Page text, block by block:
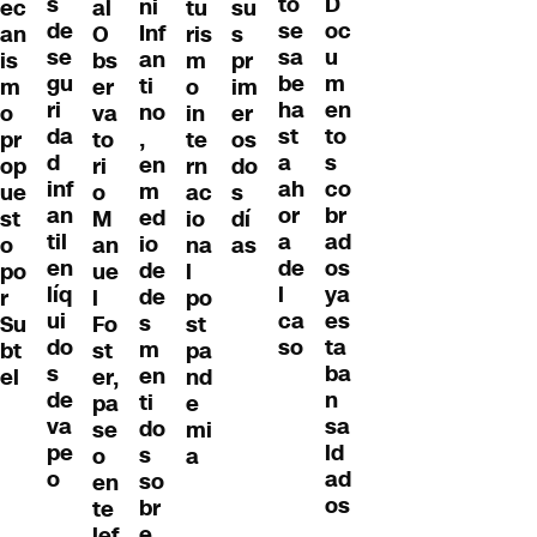
ec
an
is
m
o
pr
op
ue
st
o
po
r
Su
bt
el
de
se
gu
ri
da
d
inf
an
til
en
líq
ui
do
s
de
va
pe
o
al
O
bs
er
va
to
ri
o
M
an
ue
l
Fo
st
er,
pa
se
o
en
te
ni
Inf
an
ti
no
,
en
m
ed
io
de
de
s
m
en
ti
do
s
so
br
tu
ris
m
o
in
te
rn
ac
io
na
l
po
st
pa
nd
e
mi
a
su
s
pr
im
er
os
do
s
dí
as
se
sa
be
ha
st
a
ah
or
a
de
l
ca
so
oc
u
m
en
to
s
co
br
ad
os
ya
es
ta
ba
n
sa
ld
ad
os